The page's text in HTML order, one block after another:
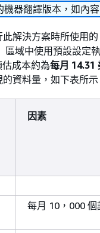
機器翻譯版本，如內
解決方案時所使用
區域中使用預設設定
成本約為每月 14.31
資料量，如下表所示
因素
每月 10，000 個